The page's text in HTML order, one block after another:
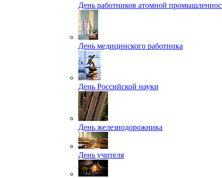
День работников атомной
День медицинского работника
День Российской науки
День железнодорожника
День учителя